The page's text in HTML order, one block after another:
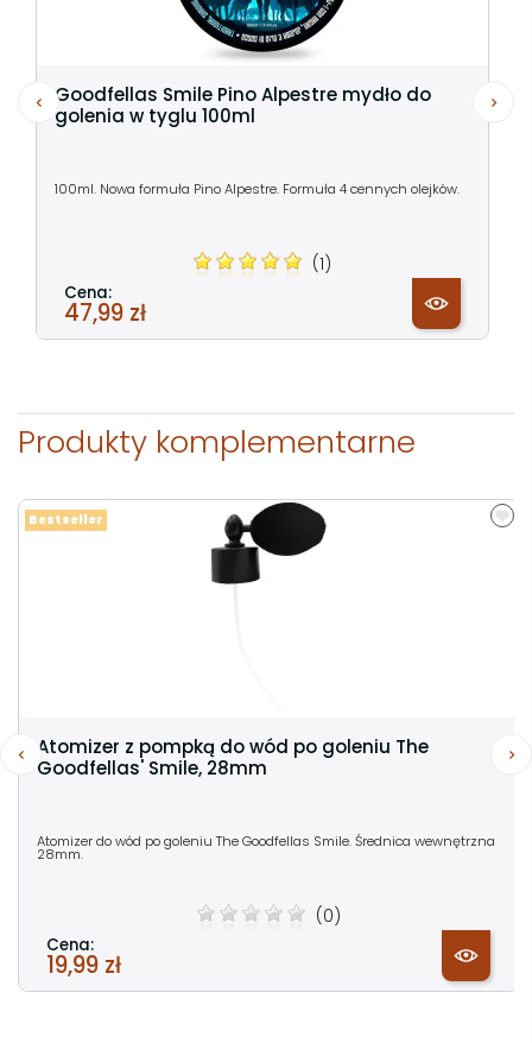
Goodfellas Smile Pino Alpestre mydło do
golenia w tyglu 100ml
100ml. Nowa formuła Pino Alpestre. Formuła 4 cennych olejków.
(1)
Cena:
47,99 zł
Produkty komplementarne
Atomizer z pompką do wód po goleniu The
Goodfellas' Smile, 28mm
Atomizer do wód po goleniu The Goodfellas Smile. Średnica wewnętrzna
28mm.
(0)
Cena:
19,99 zł
Bestseller